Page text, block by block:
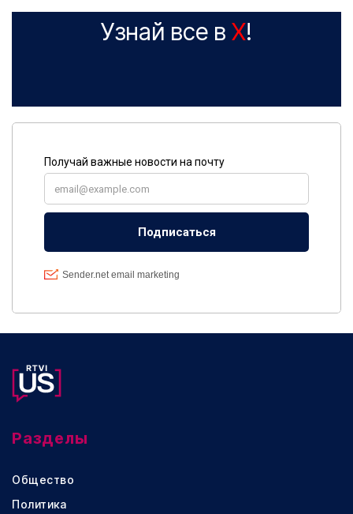
Узнай все в X!
Разделы
Общество
Политика